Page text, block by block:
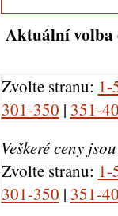
Aktuální volba
Zvolte stranu: 1-
301-350 | 351-
Veškeré ceny
Zvolte stranu: 1-
301-350 | 351-